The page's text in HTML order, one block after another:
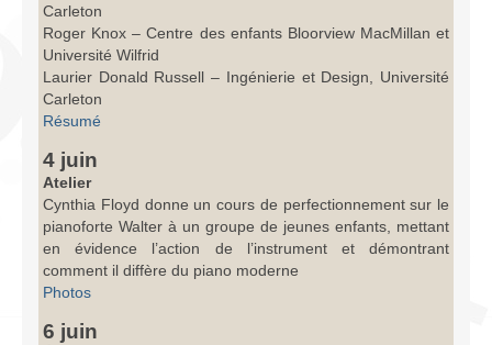
Carleton
Roger Knox – Centre des enfants Bloorview MacMillan et
Université Wilfrid
Laurier Donald Russell – Ingénierie et Design, Université
Carleton
Résumé
4 juin
Atelier
Cynthia Floyd donne un cours de perfectionnement sur le
pianoforte Walter à un groupe de jeunes enfants, mettant
en évidence l’action de l’instrument et démontrant
comment il diffère du piano moderne
Photos
6 juin